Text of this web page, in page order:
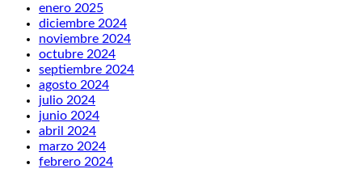
enero 2025
diciembre 2024
noviembre 2024
octubre 2024
septiembre 2024
agosto 2024
julio 2024
junio 2024
abril 2024
marzo 2024
febrero 2024